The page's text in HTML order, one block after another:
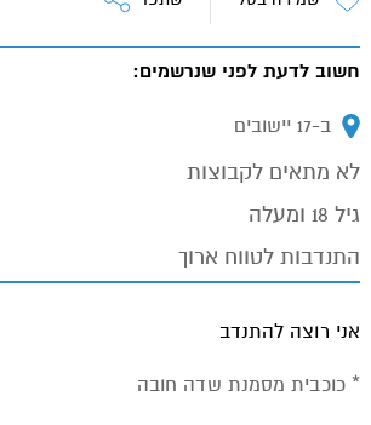
חשוב לדעת לפני שנרשמים:
מיקום:
ב-17 יישובים
לא מתאים לקבוצות
גיל 18 ומעלה
התנדבות לטווח ארוך
אני רוצה להתנדב
* כוכבית מסמנת שדה חובה